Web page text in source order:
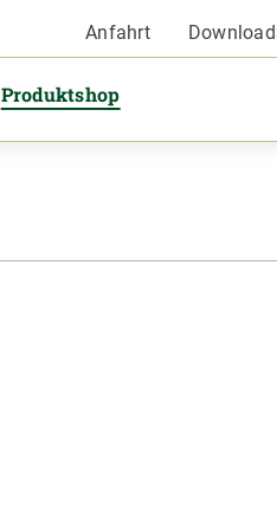
Anfahrt
Produktshop